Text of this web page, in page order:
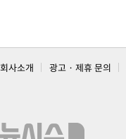
회사소개 광고 · 제휴 문의